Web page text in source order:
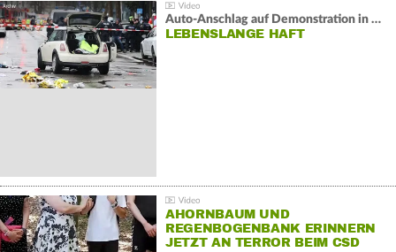
Auto-Anschlag auf Demonstration in München:
LEBENSLANGE HAFT
AHORNBAUM UND
REGENBOGENBANK ERINNERN
JETZT AN TERROR BEIM CSD